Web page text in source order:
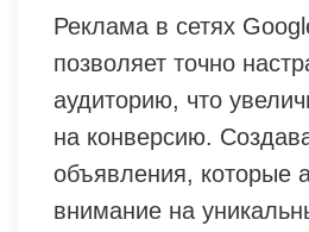
Реклама в сетях
позволяет точно
аудиторию, что
на конверсию.
объявления, которые
внимание на